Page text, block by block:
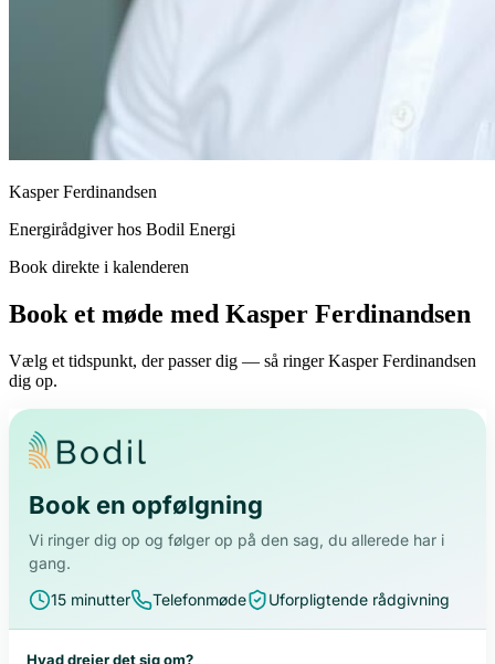
Kasper Ferdinandsen
Energirådgiver hos Bodil Energi
Book direkte i kalenderen
Book et møde med Kasper Ferdinandsen
Vælg et tidspunkt, der passer dig — så ringer Kasper Ferdinandsen
dig op.